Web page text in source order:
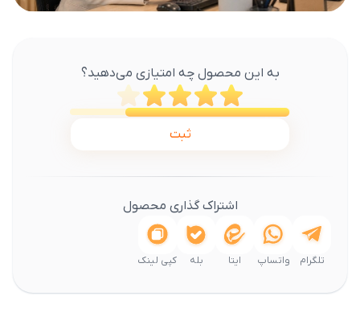
به این محصول چه امتیازی می‌دهید؟
ثبت
اشتراک گذاری محصول
تلگرام واتساپ ایتا بله کپی لینک